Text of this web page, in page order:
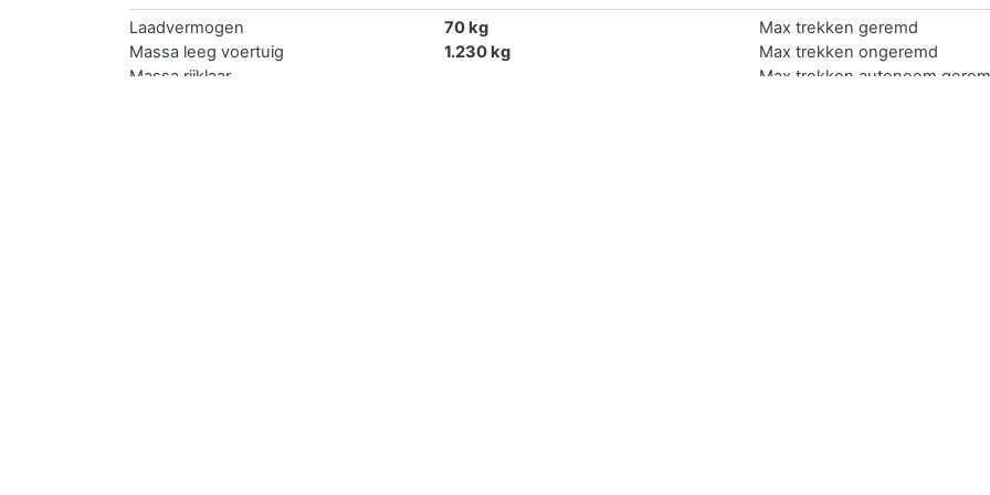
Laadvermogen
70 kg
Massa leeg voertuig
1.230 kg
Massa rijklaar
Max trekken geremd
Max trekken ongeremd
Max trekken autonoom